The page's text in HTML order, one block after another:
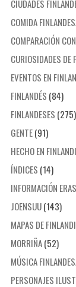
CIUDADES
COMIDA
COMPARACIÓN
CURIOSIDADES DE
EVENTOS EN
FINLANDÉS (84)
FINLANDESES (275)
GENTE(91)
HECHO EN
ÍNDICES (14)
INFORMACIÓN
JOENSUU(143)
MAPAS DE
MORRIÑA(52)
MÚSICA
PERSONAJES